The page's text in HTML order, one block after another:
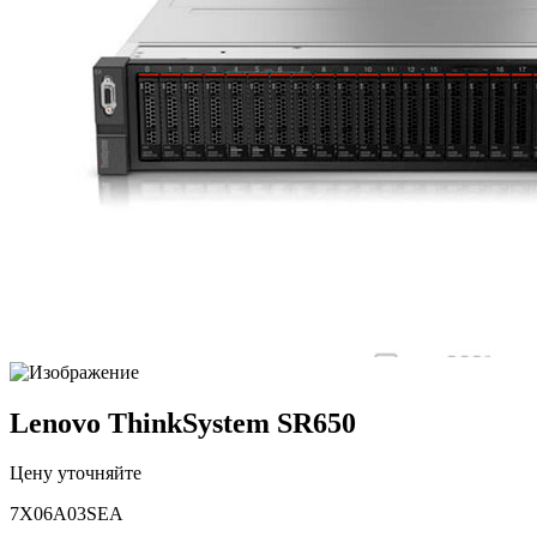
Lenovo ThinkSystem SR650
Цену уточняйте
7X06A03SEA